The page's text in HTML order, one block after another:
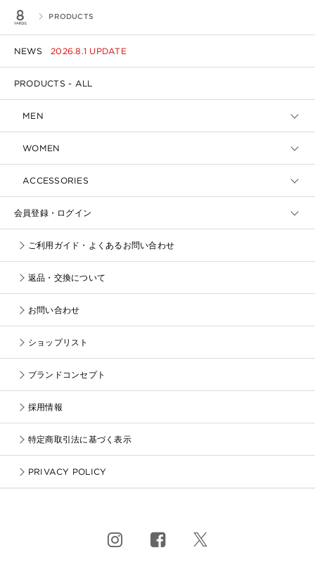
PRODUCTS
NEWS 2026.8.1 UPDATE
PRODUCTS - ALL
MEN
WOMEN
ACCESSORIES
会員登録・ログイン
ご利用ガイド・よくあるお問い合わせ
返品・交換について
お問い合わせ
ショップリスト
ブランドコンセプト
採用情報
特定商取引法に基づく表示
PRIVACY POLICY